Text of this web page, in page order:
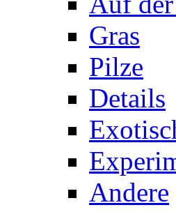
Gras
Pilze
Details
Andere